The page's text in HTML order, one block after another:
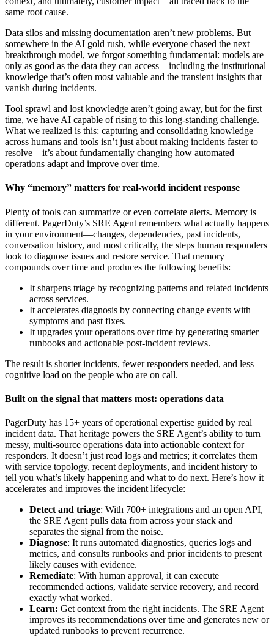
same root cause.
Data silos and missing documentation aren’t new problems. But
somewhere in the AI gold rush, while everyone chased the next
breakthrough model, we forgot something fundamental: models are
only as good as the data they can access—including the institutional
knowledge that’s often most valuable and the transient insights that
vanish during incidents.
Tool sprawl and lost knowledge aren’t going away, but for the first
time, we have AI capable of rising to this long-standing challenge.
What we realized is this: capturing and consolidating knowledge
across humans and tools isn’t just about making incidents faster to
resolve—it’s about fundamentally changing how automated
operations adapt and improve over time.
Why “memory” matters for real-world incident response
Plenty of tools can summarize or even correlate alerts. Memory is
different. PagerDuty’s SRE Agent remembers what actually happens
in your environment—changes, dependencies, past incidents,
conversation history, and most critically, the steps human responders
took to diagnose issues and restore service. That memory
compounds over time and produces the following benefits:
It sharpens triage by recognizing patterns and related incidents
across services.
It accelerates diagnosis by connecting change events with
symptoms and past fixes.
It upgrades your operations over time by generating smarter
runbooks and actionable post-incident reviews.
The result is shorter incidents, fewer responders needed, and less
cognitive load on the people who are on call.
Built on the signal that matters most: operations data
PagerDuty has 15+ years of operational expertise guided by real
incident data. That heritage powers the SRE Agent’s ability to turn
messy, multi-source operations data into actionable context for
responders. It doesn’t just read logs and metrics; it correlates them
with service topology, recent deployments, and incident history to
tell you what’s likely happening and what to do next. Here’s how it
accelerates and improves the incident lifecycle:
Detect and triage: With 700+ integrations and an open API,
the SRE Agent pulls data from across your stack and
separates the signal from the noise.
Diagnose: It runs automated diagnostics, queries logs and
metrics, and consults runbooks and prior incidents to present
likely causes with evidence.
Remediate: With human approval, it can execute
recommended actions, validate service recovery, and record
exactly what worked.
Learn: Get context from the right incidents. The SRE Agent
improves its recommendations over time and generates new or
updated runbooks to prevent recurrence.